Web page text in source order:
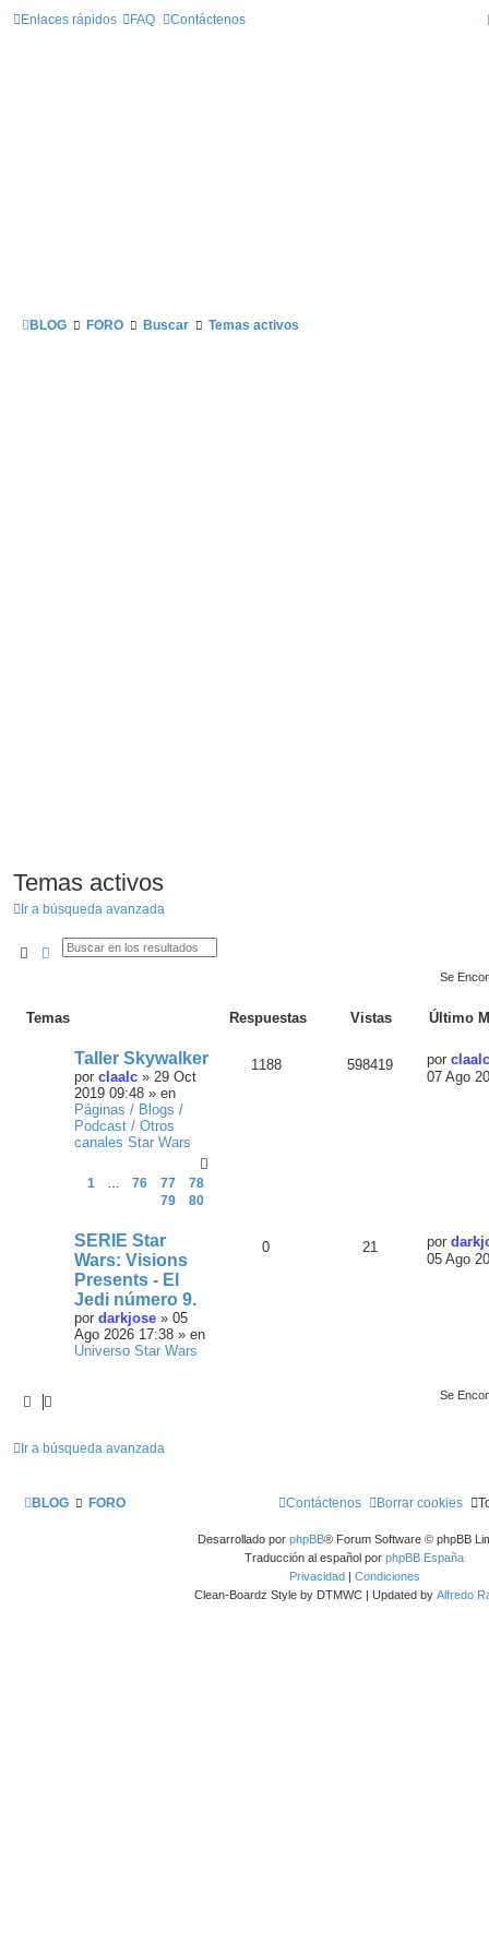
Enlaces rápidos FAQ Contáctenos
BLOG FORO Buscar Temas activos
Temas activos
Ir a búsqueda avanzada
BuscarBúsqueda Avanzada
Se
Temas Respuestas Vistas Último
Taller Skywalker
por claalc » 29 Oct
2019 09:48 » en
Páginas / Blogs /
Podcast / Otros
canales Star Wars
1 76 77
78
79
80
1188 598419 por claalc
07 Ago
SERIE Star
Wars: Visions
Presents - El
Jedi número 9.
por darkjose » 05
Ago 2026 17:38 » en
Universo Star Wars
0 21 por
05 Ago
Se
Ir a búsqueda avanzada
BLOG FORO Borrar cookies
Contáctenos
Desarrollado por phpBB® Forum Software © phpBB
Traducción al español por phpBB España
Privacidad| Condiciones
Clean-Boardz Style by DTMWC | Updated by Alfredo